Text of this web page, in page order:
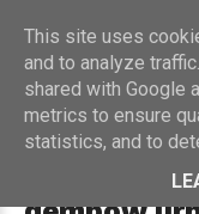
HOME›MÚSICA
Jay Menez
This site uses
and to analyze
shared with Google
metrics to ensure
statistics, and to